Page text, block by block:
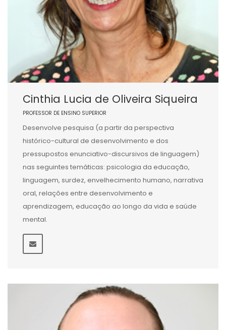
Cinthia Lucia de Oliveira Siqueira
PROFESSOR DE ENSINO SUPERIOR
Desenvolve pesquisa (a partir da perspectiva
histórico-cultural de desenvolvimento e dos
pressupostos enunciativo-discursivos de linguagem)
nas seguintes temáticas: psicologia da educação,
linguagem, surdez, envelhecimento humano, narrativa
oral, relações entre desenvolvimento e
aprendizagem, educação ao longo da vida e saúde
mental.